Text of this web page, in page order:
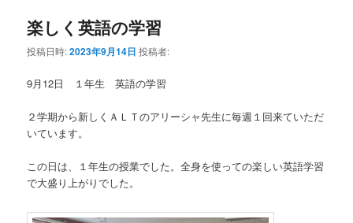
楽しく英語の学習
投稿日時:2023年9月14日 投稿者:
9月12日 １年生 英語の学習
２学期から新しくＡＬＴのアリーシャ先生に毎週１回来ていただ
いています。
この日は、１年生の授業でした。全身を使っての楽しい英語学習
で大盛り上がりでした。